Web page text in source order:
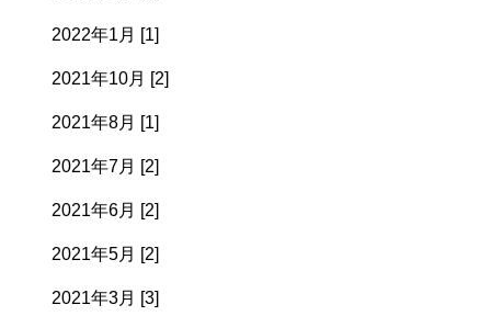
2022年1月 [1]
2021年10月 [2]
2021年8月 [1]
2021年7月 [2]
2021年6月 [2]
2021年5月 [2]
2021年3月 [3]